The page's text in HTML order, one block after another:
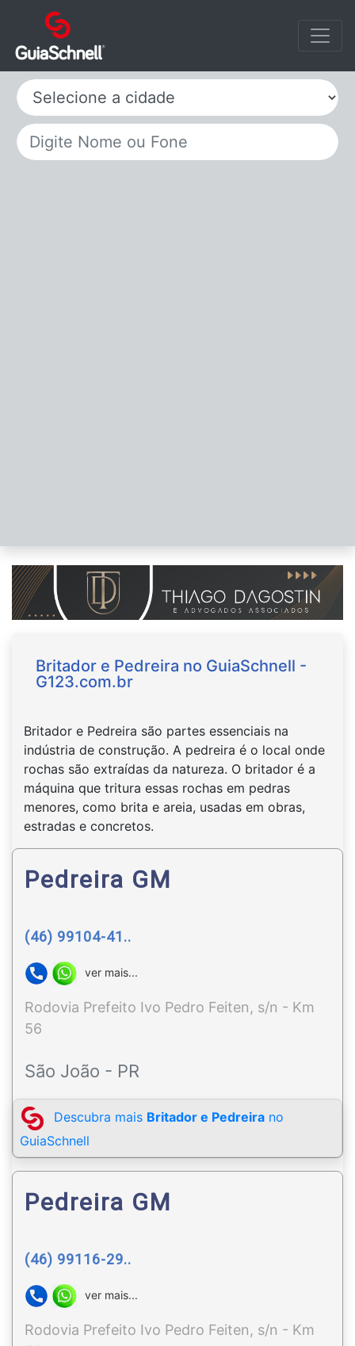
Selecione a cidade
Britador e Pedreira no GuiaSchnell -
G123.com.br
Britador e Pedreira são partes essenciais na
indústria de construção. A pedreira é o local onde
rochas são extraídas da natureza. O britador é a
máquina que tritura essas rochas em pedras
menores, como brita e areia, usadas em obras,
estradas e concretos.
Pedreira GM
(46) 99104-41..
ver mais...
Rodovia Prefeito Ivo Pedro Feiten, s/n - Km
56
São João - PR
Descubra mais Britador e Pedreira no
GuiaSchnell
Pedreira GM
(46) 99116-29..
ver mais...
Rodovia Prefeito Ivo Pedro Feiten, s/n - Km